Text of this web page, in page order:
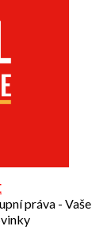
práva - Vaše